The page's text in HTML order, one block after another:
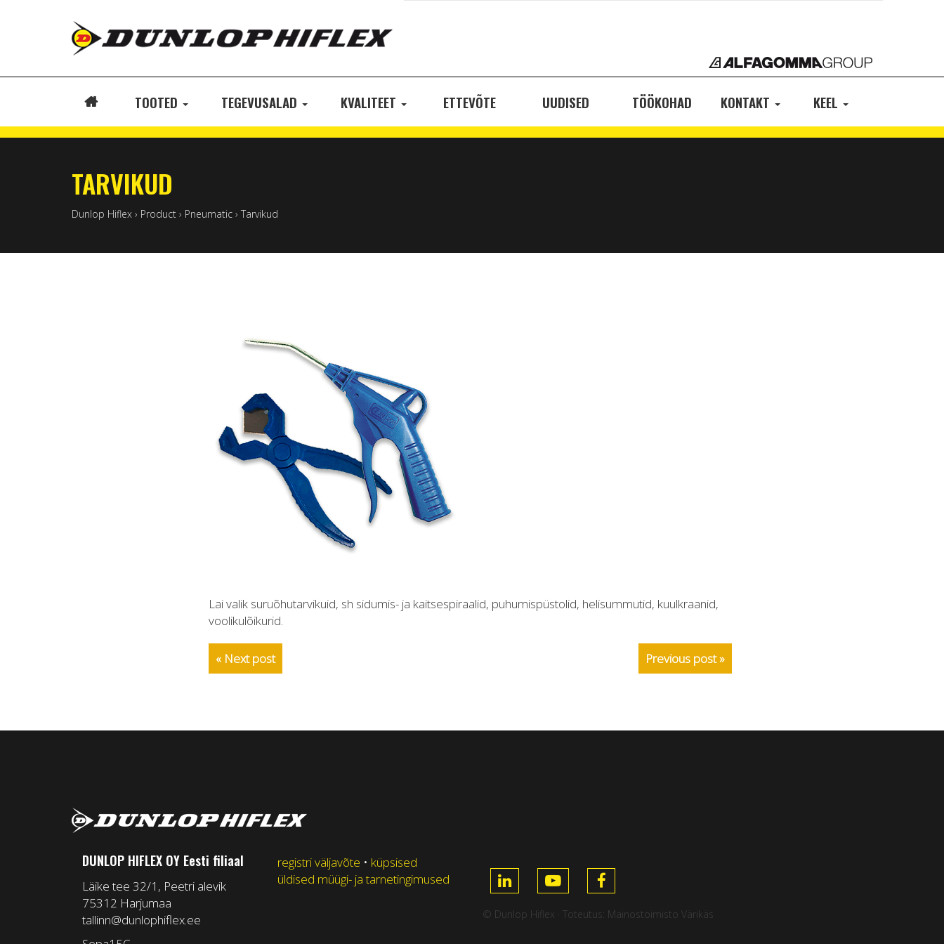
TOOTED TEGEVUSALAD KVALITEET ETTEVÕTE UUDISED TÖÖKOHAD KONTAKT KEEL
TARVIKUD
Dunlop Hiflex › Product › Pneumatic › Tarvikud
Lai valik suruõhutarvikuid, sh sidumis- ja kaitsespiraalid, puhumispüstolid, helisummutid, kuulkraanid,
voolikulõikurid.
Previous post »
« Next post
DUNLOP HIFLEX OY Eesti filiaal
Läike tee 32/1, Peetri alevik
75312 Harjumaa
tallinn@dunlophiflex.ee
registri väljavõte • küpsised
üldised müügi- ja tarnetingimused
© Dunlop Hiflex · Toteutus: Mainostoimisto Värikäs